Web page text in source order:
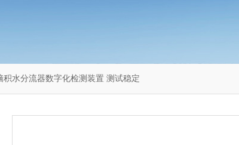
积水分流器数字化检测装置 测试稳定